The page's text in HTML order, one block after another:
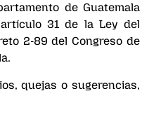
de Guatemala
31 de la Ley del
2-89 del Congreso de
quejas o sugerencias,